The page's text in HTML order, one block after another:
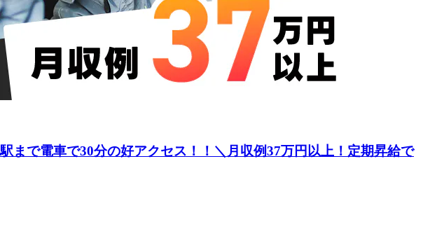
まで電車で30分の好アクセス！！＼月収例37万円以上！定期昇給で